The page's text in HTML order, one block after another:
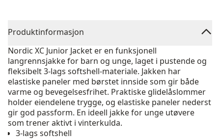
Produktinformasjon
Nordic XC Junior Jacket er en funksjonell
langrennsjakke for barn og unge, laget i pustende og
fleksibelt 3-lags softshell-materiale. Jakken har
elastiske paneler med børstet innside som gir både
varme og bevegelsesfrihet. Praktiske glidelåslommer
holder eiendelene trygge, og elastiske paneler nederst
gir god passform. En ideell jakke for unge utøvere
som trener aktivt i vinterkulda.
3-lags softshell